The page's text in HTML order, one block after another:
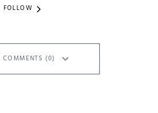
FOLLOW
(0)